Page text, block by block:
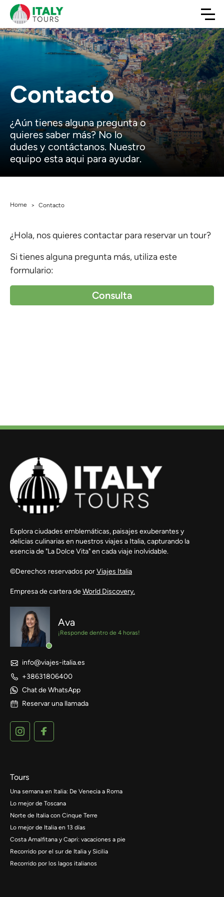
Contacto
¿Aún tienes alguna pregunta o
quieres saber más? No lo
dudes y contáctanos. Nuestro
equipo esta aqui para ayudar.
Home > Contacto
¿Hola, nos quieres contactar para reservar un tour?
Si tienes alguna pregunta más, utiliza este
formulario:
Consulta
Explora ciudades emblemáticas, paisajes exuberantes y
delicias culinarias en nuestros viajes a Italia, capturando la
esencia de "La Dolce Vita" en cada viaje inolvidable.
©Derechos reservados porViajes Italia
Empresa de cartera deWorld Discovery.
Ava
¡Responde dentro de 4 horas!
info@viajes-italia.es
+38631806400
Chat de WhatsApp
Reservar una llamada
Tours
Una semana en Italia: De Venecia a Roma
Lo mejor de Toscana
Norte de Italia con Cinque Terre
Lo mejor de Italia en 13 días
Costa Amalfitana y Capri: vacaciones a pie
Recorrido por el sur de Italia y Sicilia
Recorrido por los lagos italianos